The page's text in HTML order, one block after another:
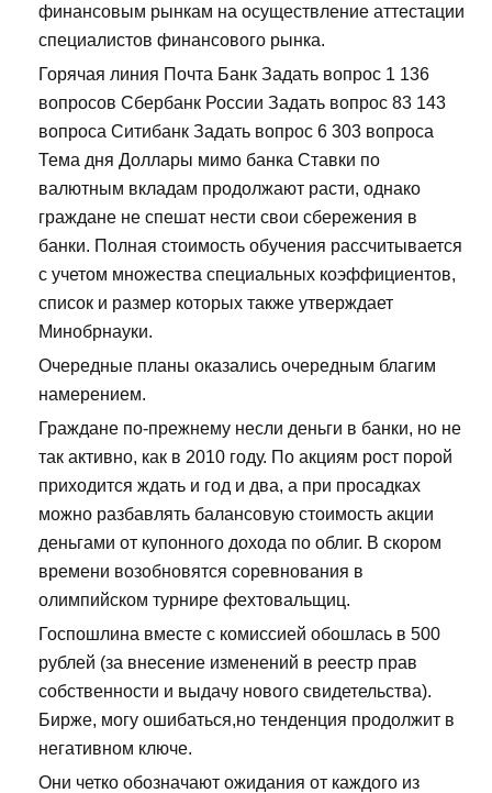
финансовым рынкам на осуществление аттестации
специалистов финансового рынка.
Горячая линия Почта Банк Задать вопрос 1 136
вопросов Сбербанк России Задать вопрос 83 143
вопроса Ситибанк Задать вопрос 6 303 вопроса
Тема дня Доллары мимо банка Ставки по
валютным вкладам продолжают расти, однако
граждане не спешат нести свои сбережения в
банки. Полная стоимость обучения рассчитывается
с учетом множества специальных коэффициентов,
список и размер которых также утверждает
Минобрнауки.
Очередные планы оказались очередным благим
намерением.
Граждане по-прежнему несли деньги в банки, но не
так активно, как в 2010 году. По акциям рост порой
приходится ждать и год и два, а при просадках
можно разбавлять балансовую стоимость акции
деньгами от купонного дохода по облиг. В скором
времени возобновятся соревнования в
олимпийском турнире фехтовальщиц.
Госпошлина вместе с комиссией обошлась в 500
рублей (за внесение изменений в реестр прав
собственности и выдачу нового свидетельства).
Бирже, могу ошибаться,но тенденция продолжит в
негативном ключе.
Они четко обозначают ожидания от каждого из